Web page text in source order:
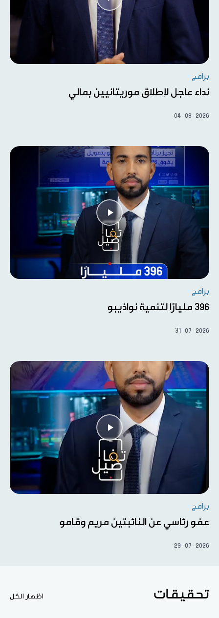
برامج
نداء عاجل لإطلاق موريتانيين بمالي
04-08-2026
برامج
396 مليارًا لتنمية نواذيبو
31-07-2026
برامج
عفو رئاسي عن النائبتين مريم وقامو
29-07-2026
تحقيقات اظهار الكل